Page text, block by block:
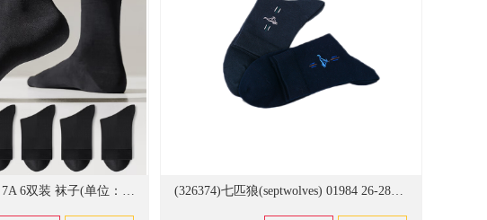
(20928710)恒源祥 7A 6双装 袜子(单位：双) (326374)七匹狼(septwolves) 01984 26-28cm 基础商务休闲男袜(单位：双)